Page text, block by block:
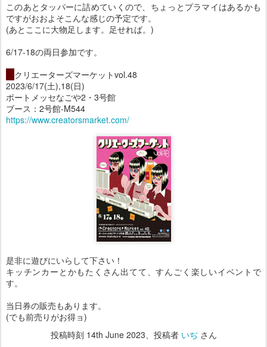
このあとタッパーに詰めていくので、ちょっとプラマイはあるかも
ですがおおよそこんな感じの予定です。
(あとここに大物足します。足せれば。)
6/17-18の両日参加です。
クリエーターズマーケットvol.48
2023/6/17(土),18(日)
ポートメッセなごや2・3号館
ブース：2号館-M544
https://www.creatorsmarket.com/
是非に遊びにいらして下さい！
キッチンカーとかもたくさん出てて、すんごく楽しいイベントで
す。
当日券の販売もあります。
(でも前売りがお得ョ)
投稿時刻 14th June 2023、投稿者 いぢさん